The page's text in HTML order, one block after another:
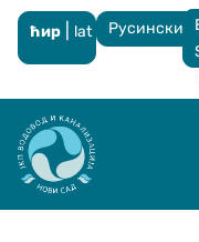
ћир lat Русински